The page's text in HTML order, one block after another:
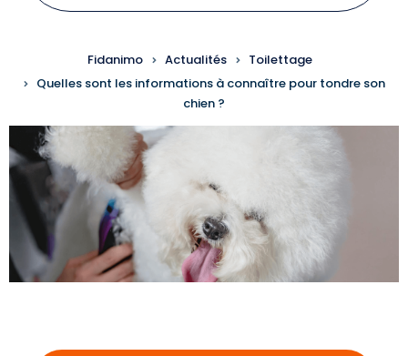
FIL D'ARIANE
Fidanimo Actualités
Toilettage
Quelles sont les informations à connaître pour tondre son
chien ?